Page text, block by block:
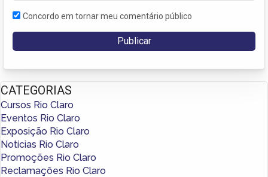
Concordo em tornar meu comentário público
CATEGORIAS
Cursos Rio Claro
Eventos Rio Claro
Exposição Rio Claro
Notícias Rio Claro
Promoções Rio Claro
Reclamações Rio Claro